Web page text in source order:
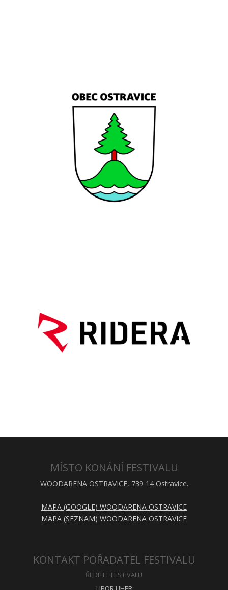
MÍSTO KONÁNÍ FESTIVALU
WOODARENA OSTRAVICE, 739 14 Ostravice.
MAPA (GOOGLE) WOODARENA OSTRAVICE
MAPA (SEZNAM) WOODARENA OSTRAVICE
KONTAKT POŘADATEL FESTIVALU
ŘEDITEL FESTIVALU